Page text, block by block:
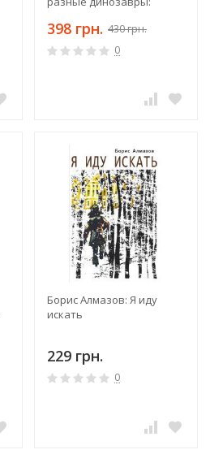
картинках
398 грн. 430 грн.
0
Борис Алмазов: Я иду
искать
229 грн.
0